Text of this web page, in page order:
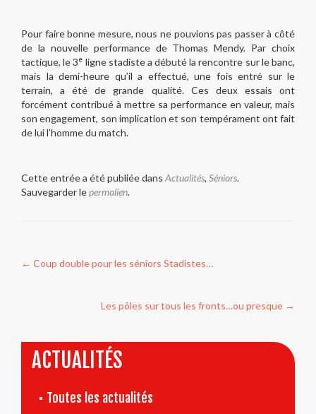
Pour faire bonne mesure, nous ne pouvions pas passer à côté
de la nouvelle performance de Thomas Mendy. Par choix
tactique, le 3e ligne stadiste a débuté la rencontre sur le banc,
mais la demi-heure qu’il a effectué, une fois entré sur le
terrain, a été de grande qualité. Ces deux essais ont
forcément contribué à mettre sa performance en valeur, mais
son engagement, son implication et son tempérament ont fait
de lui l’homme du match.
Cette entrée a été publiée dans Actualités, Séniors.
Sauvegarder lepermalien.
de
← Coup double pour les séniors Stadistes…
Les pôles sur tous les fronts…ou presque →
ACTUALITÉS
Toutes les actualités